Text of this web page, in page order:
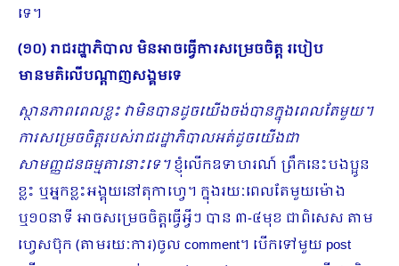
ទេ។
(១០) រាជរដ្ឋាភិបាល ​មិនអាចធ្វើការសម្រេចចិត្ត របៀប
មានមតិលើបណ្តាញសង្គមទេ
ស្ថានភាពពេលខ្លះ វាមិនបានដូចយើងចង់បានក្នុងពេលតែមួយ។
ការសម្រេចចិត្តរបស់រាជរដ្ឋាភិបាលអត់ដូចយើងជា
សាមញ្ញជនធម្មតានោះទេ។ខ្ញុំលើកឧទាហរណ៍ ព្រឹកនេះបងប្អូន
ខ្លះ ឬអ្នកខ្លះអង្គុយនៅតុកាហ្វេ។ ក្នុងរយៈពេលតែមួយម៉ោង
ឬ១០នាទី អាចសម្រេចចិត្តធ្វើអី្វៗ បាន ៣-៤មុខ ជាពិសេស តាម
ហ្វេសប៊ុក (តាមរយៈការ)ចូល comment។​ បើកទៅមួយ post